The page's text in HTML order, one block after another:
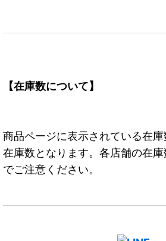
【在庫数について】
商品ページに表示されている在
在庫数となります。各店舗の在
でご注意ください。